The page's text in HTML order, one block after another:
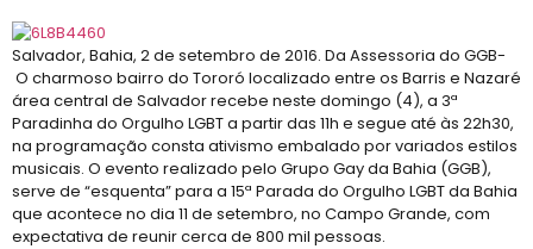
Salvador, Bahia, 2 de setembro de 2016. Da Assessoria do GGB-
O charmoso bairro do Tororó localizado entre os Barris e Nazaré
área central de Salvador recebe neste domingo (4), a 3ª
Paradinha do Orgulho LGBT a partir das 11h e segue até às 22h30,
na programação consta ativismo embalado por variados estilos
musicais. O evento realizado pelo Grupo Gay da Bahia (GGB),
serve de “esquenta” para a 15ª Parada do Orgulho LGBT da Bahia
que acontece no dia 11 de setembro, no Campo Grande, com
expectativa de reunir cerca de 800 mil pessoas.